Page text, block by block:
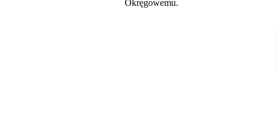
Okręgowemu.